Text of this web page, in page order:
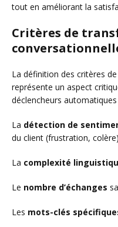
tout en améliorant la
Critères de
La définition des critères
représente un aspect
déclencheurs
La détection de
du client (frustration, colère)
La complexité
Le nombre d’échanges
Les mots-clés